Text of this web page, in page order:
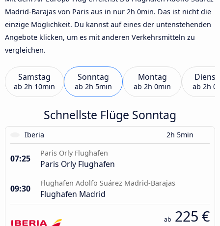
Madrid-Barajas von Paris aus in nur 2h 0min. Das ist nicht die
einzige Möglichkeit. Du kannst auf eines der untenstehenden
Angebote klicken, um es mit anderen Verkehrsmitteln zu
vergleichen.
Samstag
ab 2h 10min
Sonntag
ab 2h 5min
Montag
ab 2h 0min ab 2h
Schnellste Flüge Sonntag
Iberia 2h 5min
07:25
Paris Orly Flughafen
Paris Orly Flughafen
09:30
Flughafen Adolfo Suárez Madrid-Barajas
Flughafen Madrid
ab 225 €